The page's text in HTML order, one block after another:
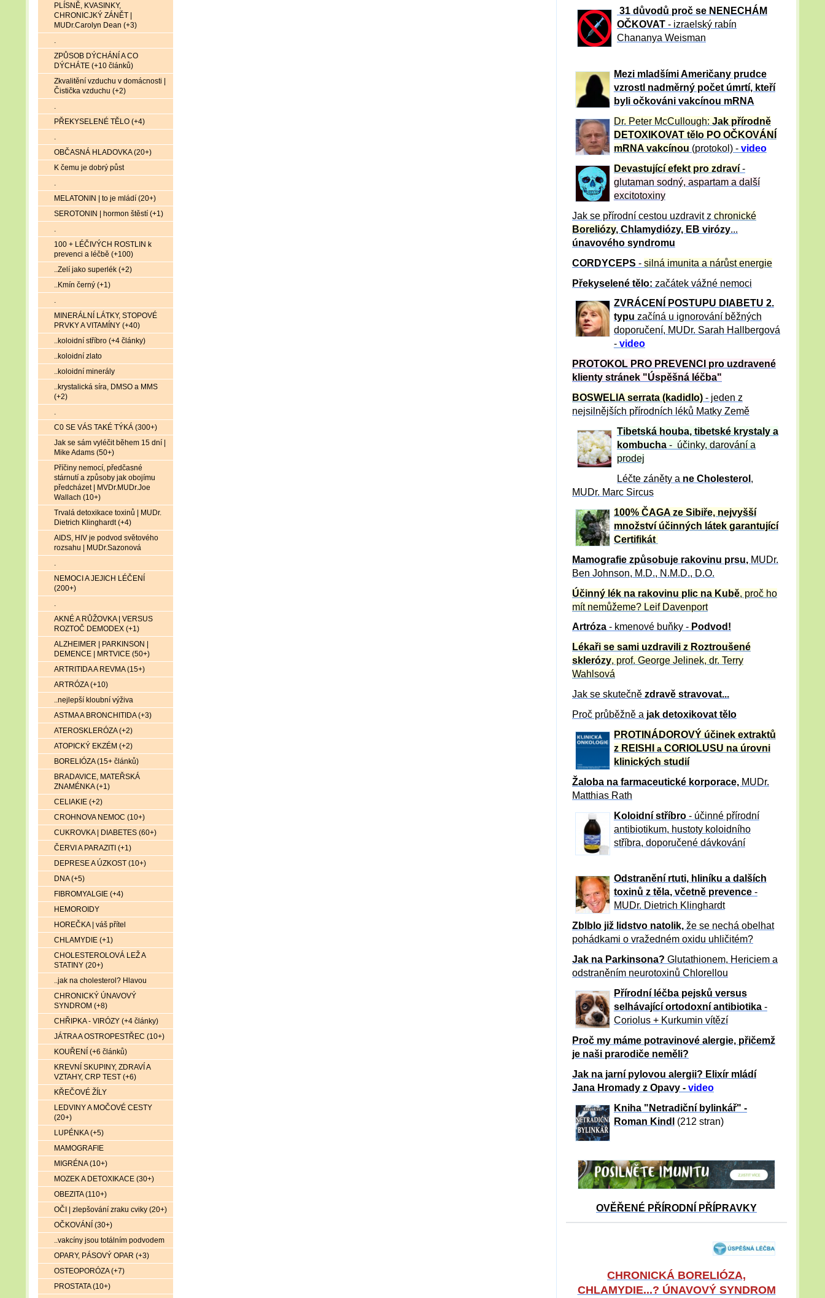
31 důvod ů proč se NENECHÁM
OČKOVAT - izraelský rabín
Chananya Weisman
Mezi mladšími Američany prudce
vzrostl nadměrný počet úmrtí, kteří
byli očkováni vakcínou mRNA
Dr. Peter McCullough: Jak přírodně
DETOXIKOVAT tělo PO OČKOVÁNÍ
mRNA vakcínou (protokol) - video
Devastující efekt pro zdraví-
glutaman sodný, aspartam a další
excitotoxiny
Jak se přírodní cestou uzdravit z chronické
Boreliózy, Chlamydiózy, EB virózy...
únavového syndromu
CORDYCEPS - silná imunita a nárůst energie
Překyselené tělo: začátek vážné nemoci
ZVRÁCE NÍ POSTUPU DIABETU 2.
typu začíná u ignorování běžných
doporučení, MUDr. Sarah Hallbergová
- video
PROTOKOL PRO PREVENCI pro uzdravené
klienty stránek "Úspěšná léčba"
BOSWELIA serrata (kadidlo) - jeden z
nejsilnějších přírodních léků Matky Země
Tibetská houba, tibetské krystaly a
kombucha - účinky, darování a
prodej
Léčte záněty a ne Cholesterol ,
MUDr. Marc Sircus
100% ČAGA ze Sibiře, nejvyšší
množství účinných látek garantující
Certifikát
Mamografie způsobuje rakovinu prsu, MUDr.
Ben Johnson, M.D., N.M.D., D.O.
Účinný lék na rakovinu plic na Kubě, proč ho
mít nemůžeme? Leif Davenport
Artróza - kmenové buňky - Podvod!
Lékaři se sami uzdravili z Roztroušené
sklerózy, prof. George Jelinek, dr. Terry
Wahlsová
Jak se skutečně zdravě stravovat...
Proč průběžně a jak detoxikovat tělo
PROTINÁDOROVÝ účinek extraktů
z REISHI a CORIOLUSU na úrovni
klinických studií
Žaloba na farmaceutické korporace, MUDr.
Matthias Rath
Koloidní stříbro- účinné přírodní
antibiotikum, hustoty koloidního
stříbra, doporučené dávkování
Odstranění rtuti, hliníku a dalších
toxinů z těla, včetně prevence -
MUDr. Dietrich Klinghardt
Zblblo již lidstvo natolik, že se nechá obelhat
pohádkami o vražedném oxidu uhličitém?
Jak na Parkinsona? Glutathionem, Hericiem a
odstraněním neurotoxinů Chlorellou
Přírodní léčba pejsků versus
selhávající ortodoxní antibiotika -
Coriolus + Kurkumin vítězí
Proč my máme potravinové alergie, přičemž
je naši prarodiče neměli?
Jak na jarní pylovou alergii? Elixír mládí
Jana Hromady z Opavy - video
Kniha "Netradiční bylinkář" -
Roman Kindl
(212 stran)
OVĚŘENÉ PŘÍRODNÍ PŘÍPRAVKY
CHRONICKÁ BORELIÓZA,
CHLAMYDIE...? ÚNAVOVÝ SYNDROM
PLÍSNĚ, KVASINKY,
CHRONICJKÝ ZÁNĚT |
MUDr.Carolyn Dean (+3)
.
ZPŮSOB DÝCHÁNÍ A CO
DÝCHÁTE (+10 článků)
Zkvalitění vzduchu v domácnosti |
Čistička vzduchu (+2)
.
PŘEKYSELENÉ TĚLO (+4)
.
OBČASNÁ HLADOVKA (20+)
K čemu je dobrý půst
.
MELATONIN | to je mládí (20+)
SEROTONIN | hormon štěstí (+1)
.
100 + LÉČIVÝCH ROSTLIN k
prevenci a léčbě (+100)
..Zelí jako superlék (+2)
..Kmín černý (+1)
.
MINERÁLNÍ LÁTKY, STOPOVÉ
PRVKY A VITAMÍNY (+40)
..koloidní stříbro (+4 články)
..koloidní zlato
..koloidní minerály
..krystalická síra, DMSO a MMS
(+2)
.
C0 SE VÁS TAKÉ TÝKÁ (300+)
Jak se sám vyléčit během 15 dní |
Mike Adams (50+)
Příčiny nemocí, předčasné
stárnutí a způsoby jak obojímu
předcházet | MVDr.MUDr.Joe
Wallach (10+)
Trvalá detoxikace toxinů | MUDr.
Dietrich Klinghardt (+4)
AIDS, HIV je podvod světového
rozsahu | MUDr.Sazonová
.
NEMOCI A JEJICH LÉČENÍ
(200+)
.
AKNÉ A RŮŽOVKA | VERSUS
ROZTOČ DEMODEX (+1)
ALZHEIMER | PARKINSON |
DEMENCE | MRTVICE (50+)
ARTRITIDA A REVMA (15+)
ARTRÓZA (+10)
..nejlepší kloubní výživa
ASTMA A BRONCHITIDA (+3)
ATEROSKLERÓZA (+2)
ATOPICKÝ EKZÉM (+2)
BORELIÓZA (15+ článků)
BRADAVICE, MATEŘSKÁ
ZNAMÉNKA (+1)
CELIAKIE (+2)
CROHNOVA NEMOC (10+)
CUKROVKA | DIABETES (60+)
ČERVI A PARAZITI (+1)
DEPRESE A ÚZKOST (10+)
DNA (+5)
FIBROMYALGIE (+4)
HEMOROIDY
HOREČKA | váš přítel
CHLAMYDIE (+1)
CHOLESTEROLOVÁ LEŽ A
STATINY (20+)
..jak na cholesterol? Hlavou
CHRONICKÝ ÚNAVOVÝ
SYNDROM (+8)
CHŘIPKA - VIRÓZY (+4 články)
JÁTRA A OSTROPESTŘEC (10+)
KOUŘENÍ (+6 článků)
KREVNÍ SKUPINY, ZDRAVÍ A
VZTAHY, CRP TEST (+6)
KŘEČOVÉ ŽÍLY
LEDVINY A MOČOVÉ CESTY
(20+)
LUPÉNKA (+5)
MAMOGRAFIE
MIGRÉNA (10+)
MOZEK A DETOXIKACE (30+)
OBEZITA (110+)
OČI | zlepšování zraku cviky (20+)
OČKOVÁNÍ (30+)
..vakcíny jsou totálním podvodem
OPARY, PÁSOVÝ OPAR (+3)
OSTEOPORÓZA (+7)
PROSTATA (10+)